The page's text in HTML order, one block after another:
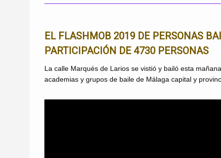
EL FLASHMOB 2019 DE PERSONAS
PARTICIPACIÓN DE 4730 PERSONAS
La calle Marqués de Larios se vistió y bailó esta
academias y grupos de baile de Málaga capital y